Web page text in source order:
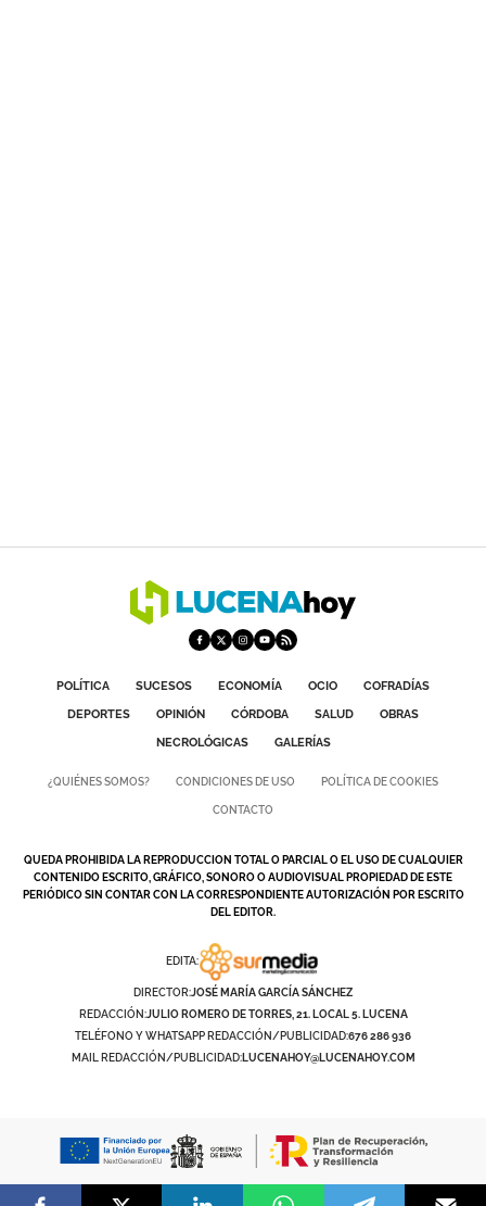
POLÍTICA SUCESOS ECONOMÍA OCIO
COFRADÍAS
DEPORTES
OPINIÓN CÓRDOBA SALUD
OBRAS
NECROLÓGICAS
GALERÍAS
¿QUIÉNES SOMOS? CONDICIONES DE USO POLÍTICA DE COOKIES
CONTACTO
QUEDA PROHIBIDA LA REPRODUCCION TOTAL O PARCIAL O EL USO DE CUALQUIER
CONTENIDO ESCRITO, GRÁFICO, SONORO O AUDIOVISUAL PROPIEDAD DE ESTE
PERIÓDICO SIN CONTAR CON LA CORRESPONDIENTE AUTORIZACIÓN POR ESCRITO
DEL EDITOR.
EDITA:
DIRECTOR:JOSÉ MARÍA GARCÍA SÁNCHEZ
REDACCIÓN:JULIO ROMERO DE TORRES, 21. LOCAL 5. LUCENA
TELÉFONO Y WHATSAPP REDACCIÓN/PUBLICIDAD:676 286 936
MAIL REDACCIÓN/PUBLICIDAD:LUCENAHOY@LUCENAHOY.COM